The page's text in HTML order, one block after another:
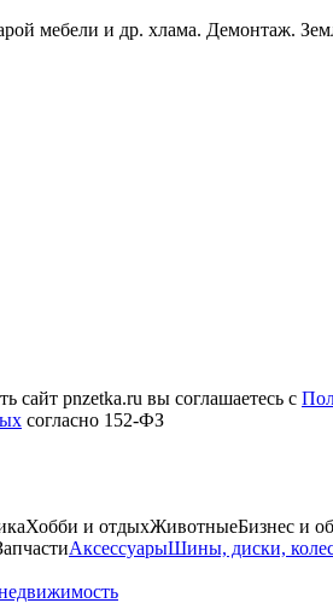
мебели и др. хлама. Демонтаж.
сайт pnzetka.ru вы соглашаетесь с
согласно 152-ФЗ
Хобби и отдыхЖивотныеБизнес и
АксессуарыШины, диски,